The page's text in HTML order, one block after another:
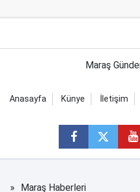
Maraş
Anasayfa Künye İletişim
Maraş Haberleri